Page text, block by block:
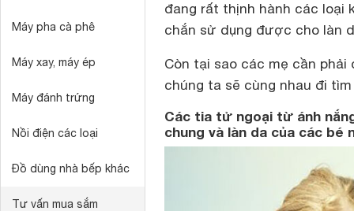
Máy pha cà phê
Máy xay, máy ép
Máy đánh trứng
Nồi điện các loại
Đồ dùng nhà bếp khác
Tư vấn mua sắm
đang rất thịnh hành các loại
chắn sử dụng được cho làn
Còn tại sao các mẹ cần phải
chúng ta sẽ cùng nhau đi
Các tia tử ngoại từ ánh
chung và làn da của các bé